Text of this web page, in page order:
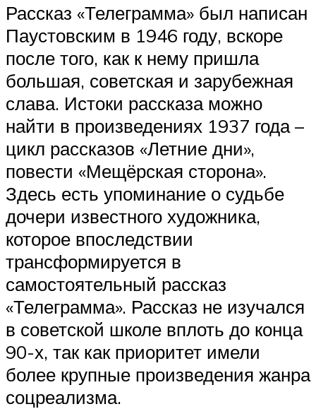
Рассказ «Телеграмма» был написан
Паустовским в 1946 году, вскоре
после того, как к нему пришла
большая, советская и зарубежная
слава. Истоки рассказа можно
найти в произведениях 1937 года –
цикл рассказов «Летние дни»,
повести «Мещёрская сторона».
Здесь есть упоминание о судьбе
дочери известного художника,
которое впоследствии
трансформируется в
самостоятельный рассказ
«Телеграмма». Рассказ не изучался
в советской школе вплоть до конца
90-х, так как приоритет имели
более крупные произведения жанра
соцреализма.